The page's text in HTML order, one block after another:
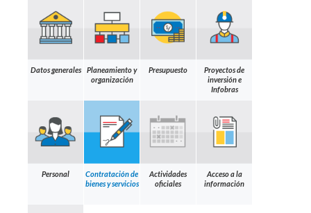
Datos generales
Planeamiento y
organización
Presupuesto
Proyectos de
inversión e
Infobras
Personal
Contratación de
bienes y servicios
Actividades
oficiales
Acceso a la
información